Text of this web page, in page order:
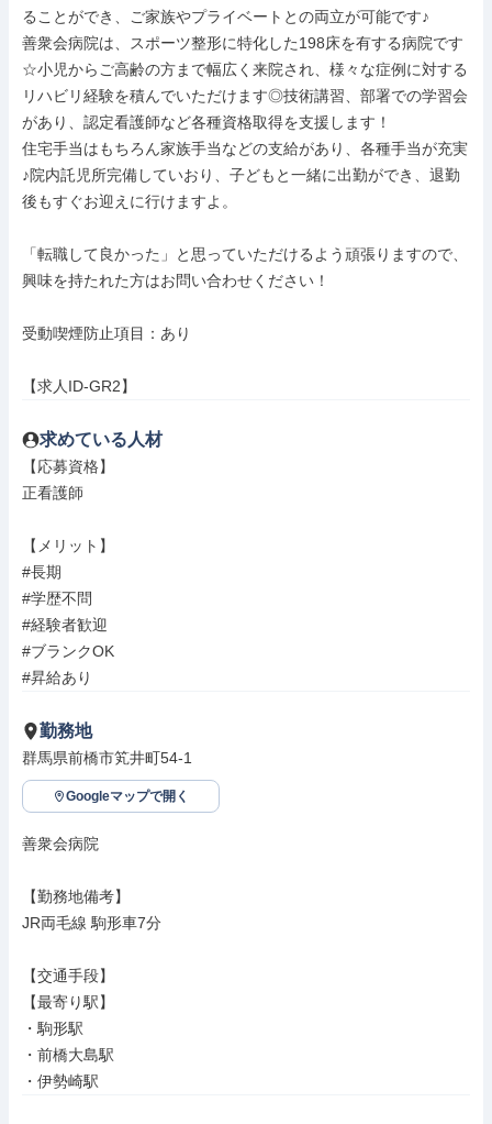
ることができ、ご家族やプライベートとの両立が可能です♪
善衆会病院は、スポーツ整形に特化した198床を有する病院です
☆小児からご高齢の方まで幅広く来院され、様々な症例に対する
リハビリ経験を積んでいただけます◎技術講習、部署での学習会
があり、認定看護師など各種資格取得を支援します！
住宅手当はもちろん家族手当などの支給があり、各種手当が充実
♪院内託児所完備していおり、子どもと一緒に出勤ができ、退勤
後もすぐお迎えに行けますよ。
「転職して良かった」と思っていただけるよう頑張りますので、
興味を持たれた方はお問い合わせください！
受動喫煙防止項目：あり
【求人ID-GR2】
求めている人材
【応募資格】
正看護師
【メリット】
#長期
#学歴不問
#経験者歓迎
#ブランクOK
#昇給あり
勤務地
群馬県前橋市笂井町54-1
Googleマップで開く
善衆会病院
【勤務地備考】
JR両毛線 駒形車7分
【交通手段】
【最寄り駅】
・駒形駅
・前橋大島駅
・伊勢崎駅